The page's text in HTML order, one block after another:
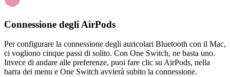
Connessione degli AirPods
Per configurare la connessione degli auricolari Bluetooth con il Mac,
ci vogliono cinque passi di solito. Con One Switch, ne basta uno.
Invece di andare alle preferenze, puoi fare clic su AirPods, nella
barra dei menu e One Switch avvierà subito la connessione.